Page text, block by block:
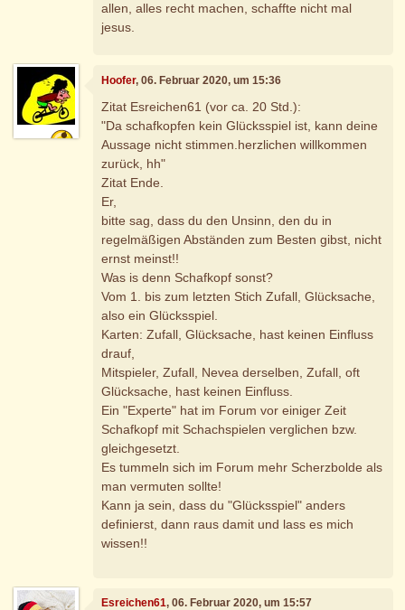
allen, alles recht machen, schaffte nicht mal
jesus.
Hoofer, 06. Februar 2020, um 15:36
Zitat Esreichen61 (vor ca. 20 Std.):
"Da schafkopfen kein Glücksspiel ist, kann deine
Aussage nicht stimmen.herzlichen willkommen
zurück, hh"
Zitat Ende.
Er,
bitte sag, dass du den Unsinn, den du in
regelmäßigen Abständen zum Besten gibst, nicht
ernst meinst!!
Was is denn Schafkopf sonst?
Vom 1. bis zum letzten Stich Zufall, Glücksache,
also ein Glücksspiel.
Karten: Zufall, Glücksache, hast keinen Einfluss
drauf,
Mitspieler, Zufall, Nevea derselben, Zufall, oft
Glücksache, hast keinen Einfluss.
Ein "Experte" hat im Forum vor einiger Zeit
Schafkopf mit Schachspielen verglichen bzw.
gleichgesetzt.
Es tummeln sich im Forum mehr Scherzbolde als
man vermuten sollte!
Kann ja sein, dass du "Glücksspiel" anders
definierst, dann raus damit und lass es mich
wissen!!
Esreichen61, 06. Februar 2020, um 15:57